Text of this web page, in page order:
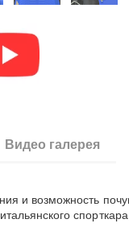
Видео галерея
и возможность